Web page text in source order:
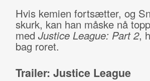
Hvis kemien fortsætter, og
skurk, kan han måske nå
med Justice League: Part 2,
bag roret.
Trailer: Justice League